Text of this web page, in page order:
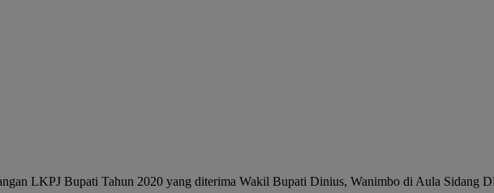
LKPJ Bupati Tahun 2020 yang diterima Wakil Bupati Dinius, Wanimbo di Aula Sidang